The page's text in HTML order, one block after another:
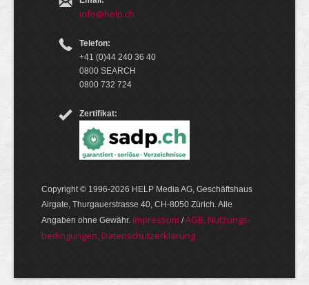
info@help.ch
Telefon:
+41 (0)44 240 36 40
0800 SEARCH
0800 732 724
Zertifikat:
Copyright © 1996-2026 HELP Media AG, Geschäftshaus
Airgate, Thurgauer­strasse 40, CH-8050 Zürich. Alle
Angaben ohne Gewähr. Im­pres­sum /AGB, Nut­zungs­
bedin­gungen, Daten­schutz­er­klärung